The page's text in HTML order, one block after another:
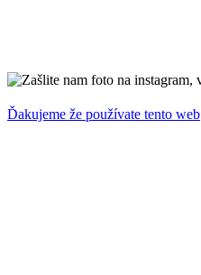
Ďakujeme že používate tento web